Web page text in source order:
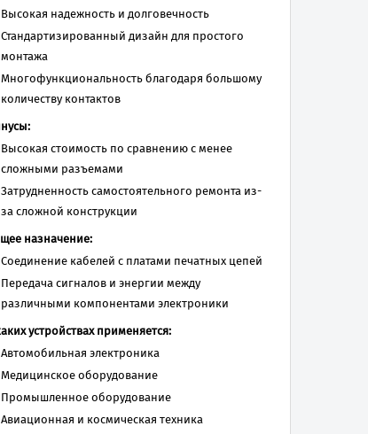
Высокая надежность и долговечность
Стандартизированный дизайн для простого
монтажа
Многофункциональность благодаря большому
количеству контактов
Высокая стоимость по сравнению с менее
сложными разъемами
Затрудненность самостоятельного ремонта из-
за сложной конструкции
назначение:
Соединение кабелей с платами печатных цепей
Передача сигналов и энергии между
различными компонентами электроники
устройствах применяется:
Автомобильная электроника
Медицинское оборудование
Промышленное оборудование
Авиационная и космическая техника